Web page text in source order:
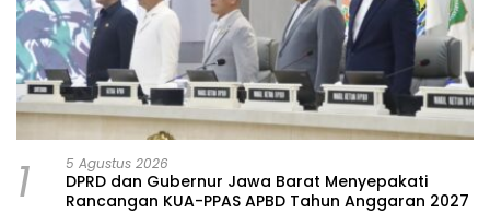
1 5 Agustus 2026
DPRD dan Gubernur Jawa Barat Menyepakati
Rancangan KUA-PPAS APBD Tahun Anggaran 2027